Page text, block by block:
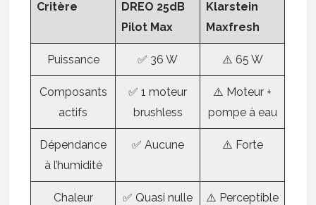
Critère
DREO 25dB
Pilot Max
Klarstein
Maxfresh
Puissance ✅ 36 W ⚠️ 65 W
Composants
actifs
✅ 1 moteur
brushless
⚠️ Moteur +
pompe à eau
Dépendance
à l’humidité
✅ Aucune ⚠️ Forte
Chaleur ✅ Quasi nulle ⚠️ Perceptible